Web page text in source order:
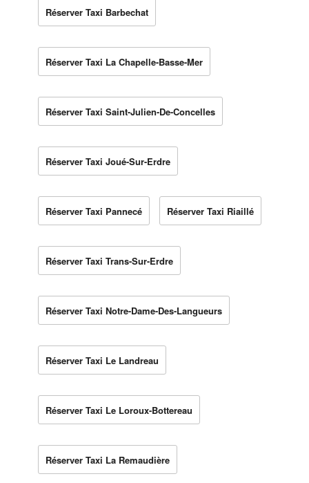
Réserver Taxi Barbechat
Réserver Taxi La Chapelle-Basse-Mer
Réserver Taxi Saint-Julien-De-Concelles
Réserver Taxi Joué-Sur-Erdre
Réserver Taxi Pannecé Réserver Taxi Riaillé
Réserver Taxi Trans-Sur-Erdre
Réserver Taxi Notre-Dame-Des-Langueurs
Réserver Taxi Le Landreau
Réserver Taxi Le Loroux-Bottereau
Réserver Taxi La Remaudière